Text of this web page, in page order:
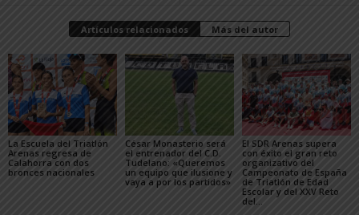
Artículos relacionados Más del autor
La Escuela del Triatlón
Arenas regresa de
Calahorra con dos
bronces nacionales
César Monasterio será
el entrenador del C.D.
Tudelano: «Queremos
un equipo que ilusione y
vaya a por los partidos»
El SDR Arenas supera
con éxito el gran reto
organizativo del
Campeonato de España
de Triatlón de Edad
Escolar y del XXV Reto
del...